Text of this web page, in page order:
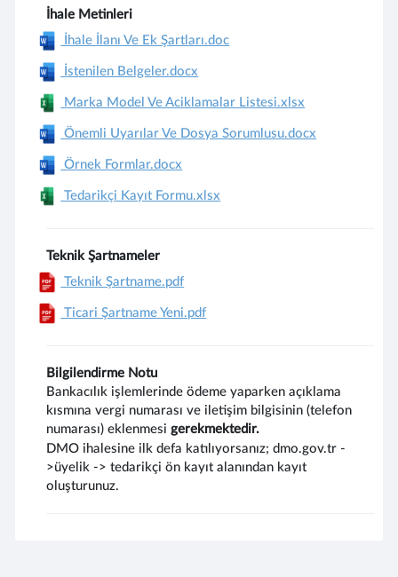
İhale Metinleri
İhale İlanı Ve Ek Şartları.doc
İstenilen Belgeler.docx
Marka Model Ve Aciklamalar Listesi.xlsx
Önemli Uyarılar Ve Dosya Sorumlusu.docx
Örnek Formlar.docx
Tedarikçi Kayıt Formu.xlsx
Teknik Şartnameler
Teknik Şartname.pdf
Ticari Şartname Yeni.pdf
Bilgilendirme Notu
Bankacılık işlemlerinde ödeme yaparken açıklama
kısmına vergi numarası ve iletişim bilgisinin (telefon
numarası) eklenmesigerekmektedir.
DMO ihalesine ilk defa katılıyorsanız; dmo.gov.tr -
>üyelik -> tedarikçi ön kayıt alanından kayıt
oluşturunuz.